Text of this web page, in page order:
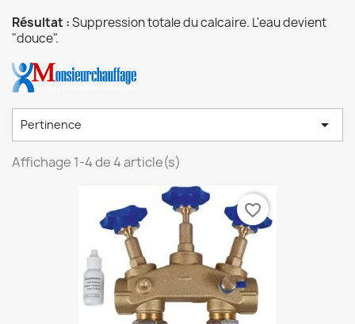
Résultat :Suppression totale du calcaire. L'eau devient
"douce".
Pertinence 
Affichage 1-4 de 4 article(s)
favorite_border